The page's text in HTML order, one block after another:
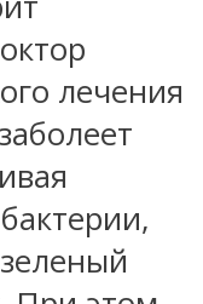
лечения